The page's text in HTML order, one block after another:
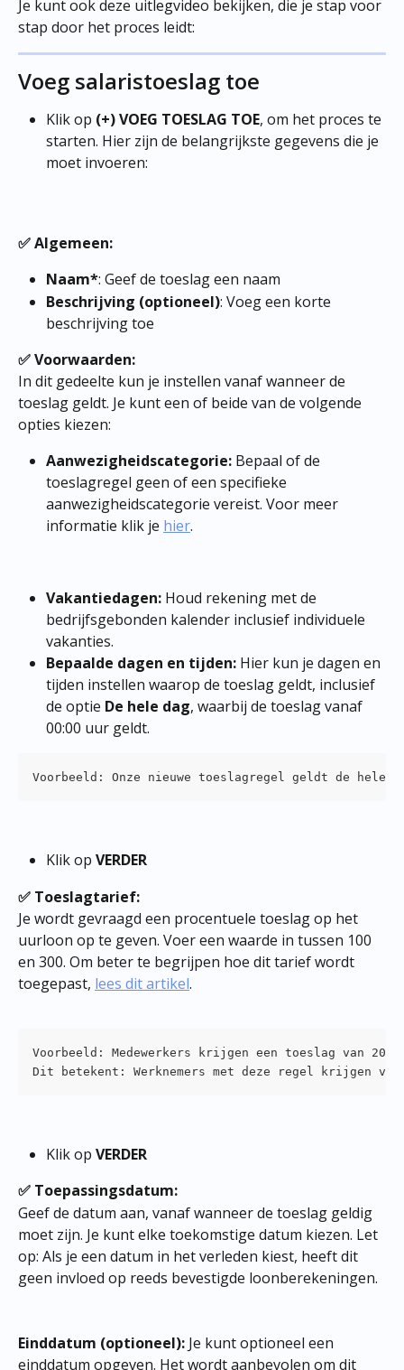
Je kunt ook deze uitlegvideo bekijken, die je stap voor
stap door het proces leidt:
Voeg salaristoeslag toe
Klik op (+) VOEG TOESLAG TOE, om het proces te
starten. Hier zijn de belangrijkste gegevens die je
moet invoeren:​
✅ Algemeen:
Naam*: Geef de toeslag een naam
Beschrijving (optioneel): Voeg een korte
beschrijving toe​
✅ Voorwaarden:
In dit gedeelte kun je instellen vanaf wanneer de
toeslag geldt. Je kunt een of beide van de volgende
opties kiezen:
Aanwezigheidscategorie: Bepaal of de
toeslagregel geen of een specifieke
aanwezigheidscategorie vereist. Voor meer
informatie klik je hier.
Vakantiedagen: Houd rekening met de
bedrijfsgebonden kalender inclusief individuele
vakanties.
Bepaalde dagen en tijden: Hier kun je dagen en
tijden instellen waarop de toeslag geldt, inclusief
de optie De hele dag, waarbij de toeslag vanaf
00:00 uur geldt.
Voorbeeld: Onze nieuwe toeslagregel geldt de hele
Klik op VERDER
✅ Toeslagtarief:
Je wordt gevraagd een procentuele toeslag op het
uurloon op te geven. Voer een waarde in tussen 100
en 300. Om beter te begrijpen hoe dit tarief wordt
toegepast, lees dit artikel.
Voorbeeld: Medewerkers krijgen een toeslag van
Dit betekent: Werknemers met deze regel krijgen
Klik op VERDER
✅ Toepassingsdatum:
Geef de datum aan, vanaf wanneer de toeslag geldig
moet zijn. Je kunt elke toekomstige datum kiezen. Let
op: Als je een datum in het verleden kiest, heeft dit
geen invloed op reeds bevestigde loonberekeningen.
Einddatum (optioneel): Je kunt optioneel een
einddatum opgeven. Het wordt aanbevolen om dit